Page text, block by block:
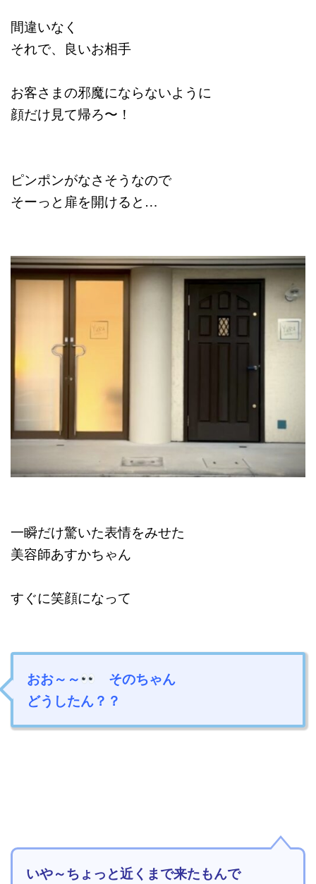
間違いなく
それで、良いお相手
お客さまの邪魔にならないように
顔だけ見て帰ろ〜！
ピンポンがなさそうなので
そーっと扉を開けると…
一瞬だけ驚いた表情をみせた
美容師あすかちゃん
すぐに笑顔になって
おお～～
そのちゃん
どうしたん？？
いや～ちょっと近くまで来たもんで